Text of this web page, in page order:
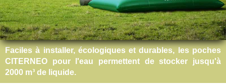
Faciles à installer, écologiques et durables, les poches
CITERNEO pour l'eau permettent de stocker jusqu'à
2000 m³ de liquide.